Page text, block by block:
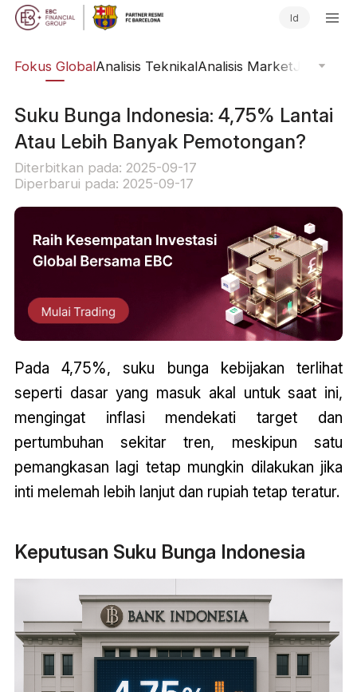
Id
Fokus GlobalAnalisis TeknikalAnalisis MarketJurnal
Suku Bunga Indonesia: 4,75% Lantai
Atau Lebih Banyak Pemotongan?
Diterbitkan pada: 2025-09-17
Diperbarui pada: 2025-09-17
Pada 4,75%, suku bunga kebijakan terlihat
seperti dasar yang masuk akal untuk saat ini,
mengingat inflasi mendekati target dan
pertumbuhan sekitar tren, meskipun satu
pemangkasan lagi tetap mungkin dilakukan jika
inti melemah lebih lanjut dan rupiah tetap teratur.
Keputusan Suku Bunga Indonesia